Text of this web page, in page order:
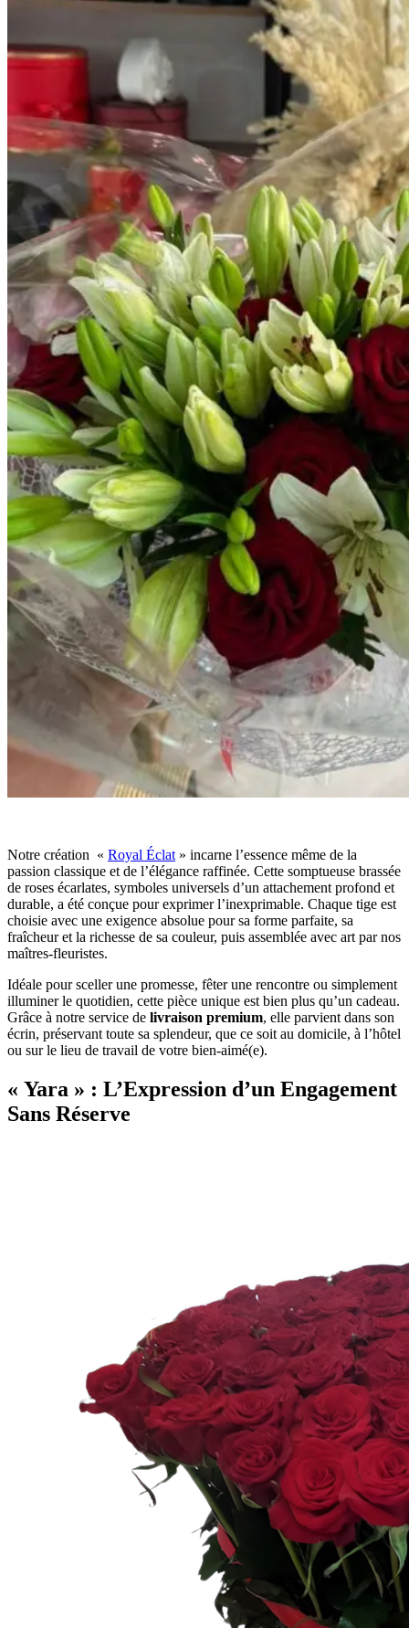
Notre création « Royal Éclat » incarne l’essence même de la
passion classique et de l’élégance raffinée. Cette somptueuse brassée
de roses écarlates, symboles universels d’un attachement profond et
durable, a été conçue pour exprimer l’inexprimable. Chaque tige est
choisie avec une exigence absolue pour sa forme parfaite, sa
fraîcheur et la richesse de sa couleur, puis assemblée avec art par nos
maîtres-fleuristes.
Idéale pour sceller une promesse, fêter une rencontre ou simplement
illuminer le quotidien, cette pièce unique est bien plus qu’un cadeau.
Grâce à notre service de livraison premium, elle parvient dans son
écrin, préservant toute sa splendeur, que ce soit au domicile, à l’hôtel
ou sur le lieu de travail de votre bien-aimé(e).
« Yara » : L’Expression d’un Engagement
Sans Réserve